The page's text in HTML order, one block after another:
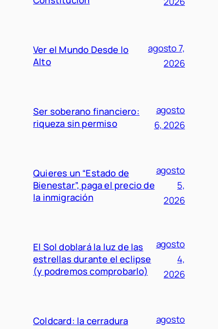
Ver el Mundo Desde lo
Alto
agosto 7,
2026
Ser soberano financiero:
riqueza sin permiso
agosto
6, 2026
Quieres un “Estado de
Bienestar”, paga el precio de
la inmigración
agosto
5,
2026
El Sol doblará la luz de las
estrellas durante el eclipse
(y podremos comprobarlo)
agosto
4,
2026
Coldcard: la cerradura
agosto